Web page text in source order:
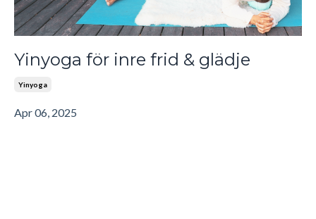
Yinyoga för inre frid & glädje
Yinyoga
Apr 06, 2025